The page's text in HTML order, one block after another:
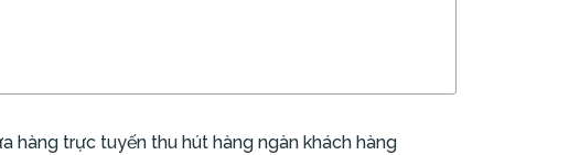
hàng trực tuyến thu hút hàng ngàn khách hàng